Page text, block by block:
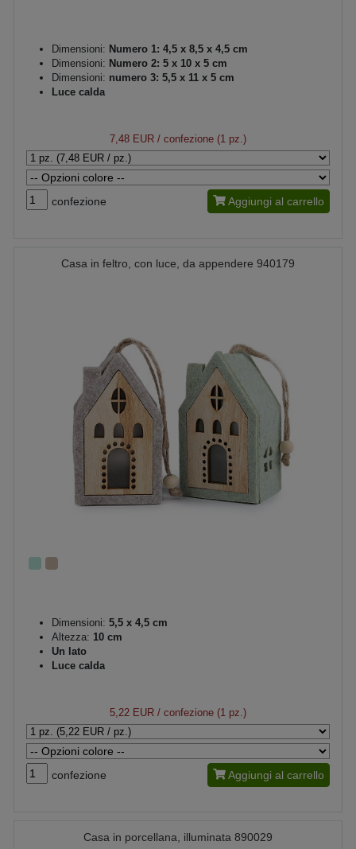
Dimensioni: Numero 1: 4,5 x 8,5 x 4,5 cm
Dimensioni: Numero 2: 5 x 10 x 5 cm
Dimensioni: numero 3: 5,5 x 11 x 5 cm
Luce calda
7,48 EUR / confezione (1 pz.)
confezione Aggiungi al carrello
Casa in feltro, con luce, da appendere 940179
Dimensioni: 5,5 x 4,5 cm
Altezza: 10 cm
Un lato
Luce calda
5,22 EUR / confezione (1 pz.)
confezione Aggiungi al carrello
Casa in porcellana, illuminata 890029